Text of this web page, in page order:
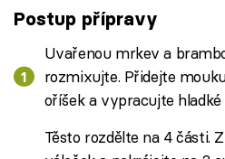
Postup přípravy
Uvařenou mrkev a
rozmixujte. Přidejte
oříšek a vypracujte hladké
Těsto rozdělte na 4 části.